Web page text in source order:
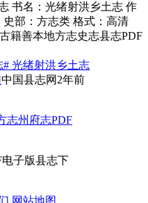
书名：光绪射洪乡土志 作
部：方志类 格式：高清
籍善本地方志史志县志PDF
# 光绪射洪乡土志
中国县志网 2年前
子版县志下